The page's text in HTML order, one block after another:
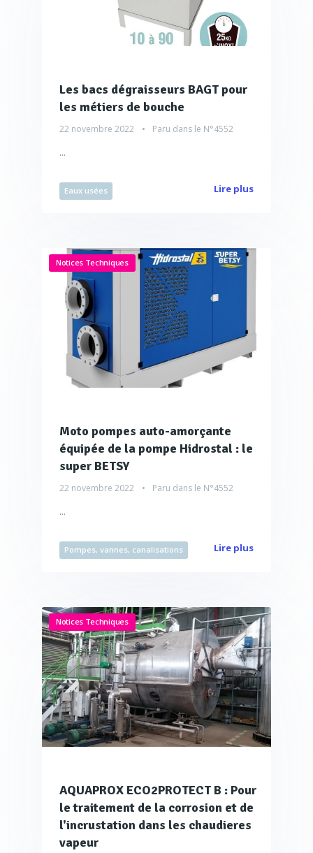
Les bacs dégraisseurs BAGT pour
les métiers de bouche
22 novembre 2022 Paru dans le N°4552
...
Eaux usées Lire plus
Notices Techniques
Moto pompes auto-amorçante
équipée de la pompe Hidrostal : le
super BETSY
22 novembre 2022 Paru dans le N°4552
...
Pompes, vannes, canalisations Lire plus
Notices Techniques
AQUAPROX ECO2PROTECT B : Pour
le traitement de la corrosion et de
l'incrustation dans les chaudieres
vapeur